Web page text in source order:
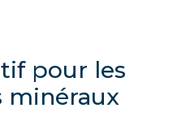
pour les
minéraux